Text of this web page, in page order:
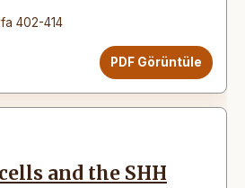
402-414
PDF Görüntüle
and the SHH